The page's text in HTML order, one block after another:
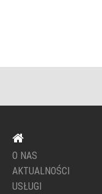
O NAS
AKTUALNOŚCI
USŁUGI